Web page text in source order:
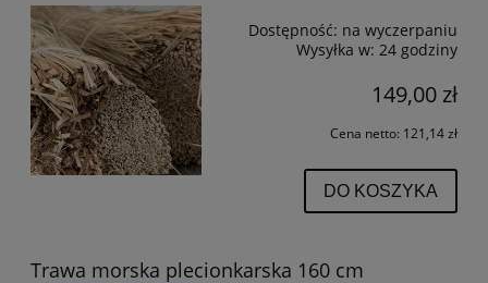
Dostępność: na wyczerpaniu
Wysyłka w: 24 godziny
149,00 zł
Cena netto: 121,14 zł
DO KOSZYKA
Trawa morska plecionkarska 160 cm